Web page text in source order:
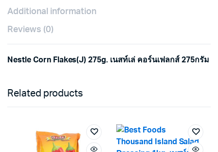
Additional information
Reviews (0)
Nestle Corn Flakes(J) 275g. เนสท์เล่ คอร์นเฟลกส์ 275กรัม
Related products